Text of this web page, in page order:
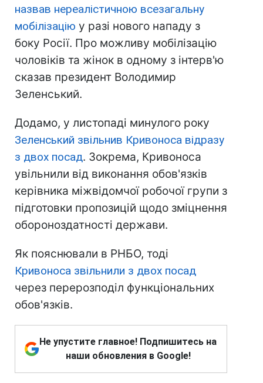
назвав нереалістичною всезагальну
мобілізацію у разі нового нападу з
боку Росії. Про можливу мобілізацію
чоловіків та жінок в одному з інтерв'ю
сказав президент Володимир
Зеленський.
Додамо, у листопаді минулого року
Зеленський звільнив Кривоноса відразу
з двох посад. Зокрема, Кривоноса
увільнили від виконання обов'язків
керівника міжвідомчої робочої групи з
підготовки пропозицій щодо зміцнення
обороноздатності держави.
Як пояснювали в РНБО, тоді
Кривоноса звільнили з двох посад
через перерозподіл функціональних
обов'язків.
Не упустите главное! Подпишитесь на
наши обновления в Google!